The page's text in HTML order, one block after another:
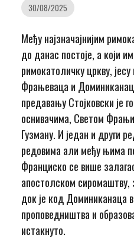
30/08/2025
Међу најзначајнијим
до данас постоје, а који
римокатоличку цркву,
Фрањеваца и
предавању Стојковски је
оснивачима, Светом
Гузману. И један и други
редовима али међу њима
Франциско се више
апостолском
док је код Доминиканаца
проповедништва и
истакнуто.